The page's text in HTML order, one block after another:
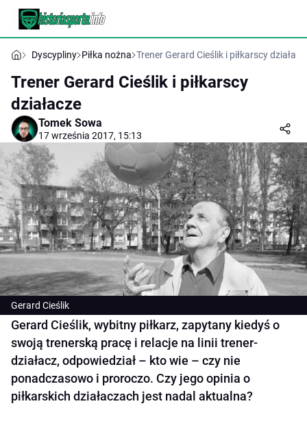
Dyscypliny Piłka nożna Trener Gerard Cieślik i piłkarscy
Trener Gerard Cieślik i piłkarscy
działacze
Tomek Sowa
17 września 2017, 15:13
Gerard Cieślik
Gerard Cieślik, wybitny piłkarz, zapytany kiedyś o
swoją trenerską pracę i relacje na linii trener-
działacz, odpowiedział – kto wie – czy nie
ponadczasowo i proroczo. Czy jego opinia o
piłkarskich działaczach jest nadal aktualna?